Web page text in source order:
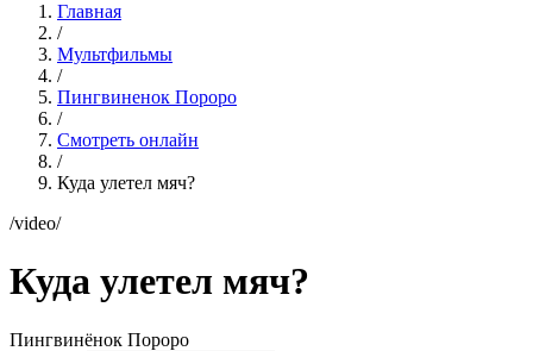
Главная
/
Мультфильмы
/
Пингвиненок Пороро
/
Смотреть онлайн
/
Куда улетел мяч?
/video/
Куда улетел мяч?
Пингвинёнок Пороро